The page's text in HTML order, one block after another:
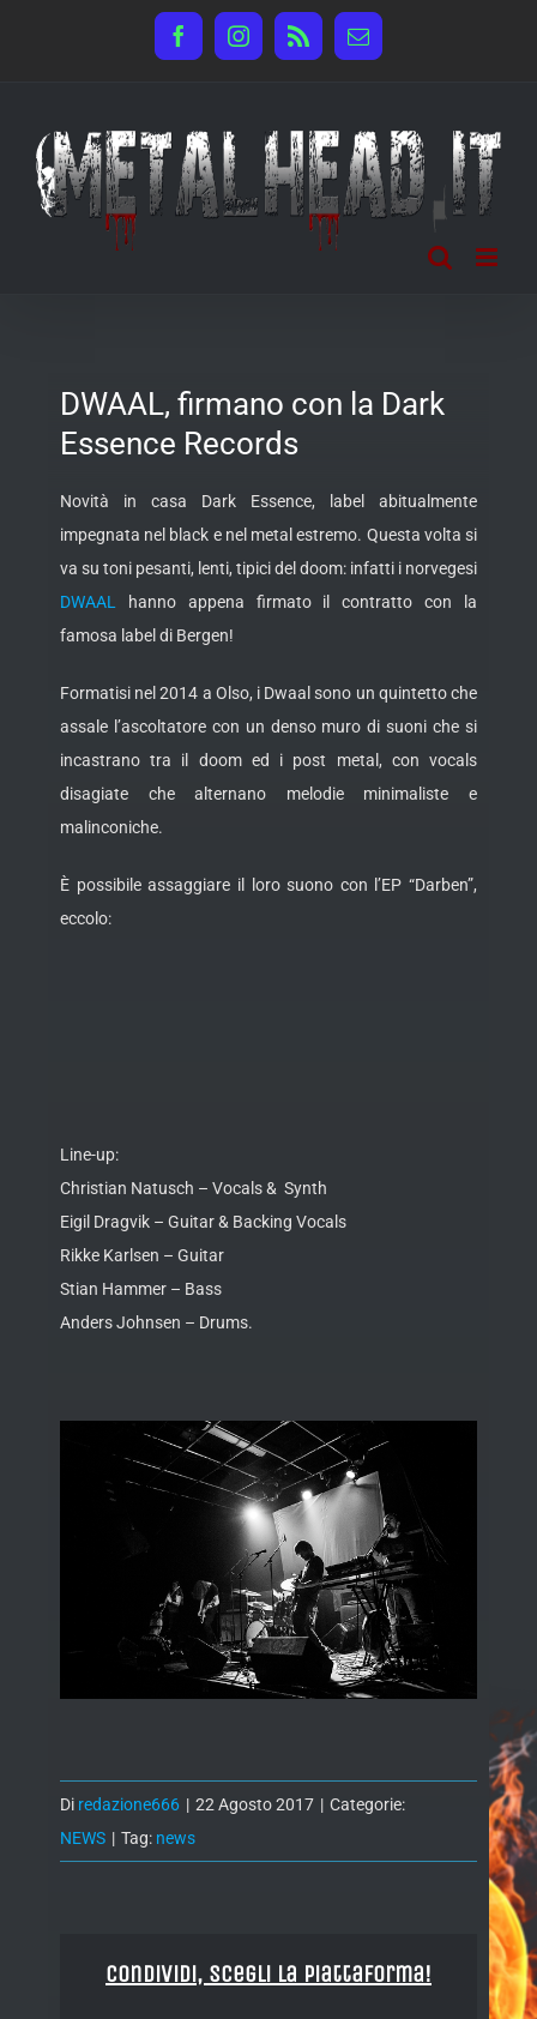
FacebookInstagram
Rss Email
DWAAL, firmano con la Dark
Essence Records
Novità in casa Dark Essence, label abitualmente
impegnata nel black e nel metal estremo. Questa volta si
va su toni pesanti, lenti, tipici del doom: infatti i norvegesi
DWAAL hanno appena firmato il contratto con la
famosa label di Bergen!
Formatisi nel 2014 a Olso, i Dwaal sono un quintetto che
assale l’ascoltatore con un denso muro di suoni che si
incastrano tra il doom ed i post metal, con vocals
disagiate che alternano melodie minimaliste e
malinconiche.
È possibile assaggiare il loro suono con l’EP “Darben”,
eccolo:
Line-up:
Christian Natusch – Vocals & Synth
Eigil Dragvik – Guitar & Backing Vocals
Rikke Karlsen – Guitar
Stian Hammer – Bass
Anders Johnsen – Drums.
Di redazione666 | 22 Agosto 2017 | Categorie:
NEWS | Tag: news
Condividi, Scegli la piattaforma!